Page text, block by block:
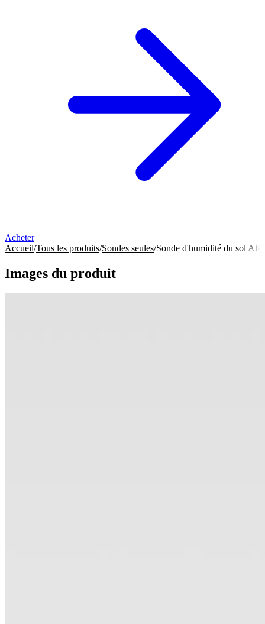
Acheter
Accueil/Tous les produits/Sondes seules/Sonde d'humidité du sol
Images du produit